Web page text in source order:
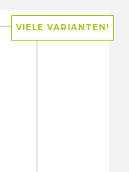
VIELE VARIANTEN!